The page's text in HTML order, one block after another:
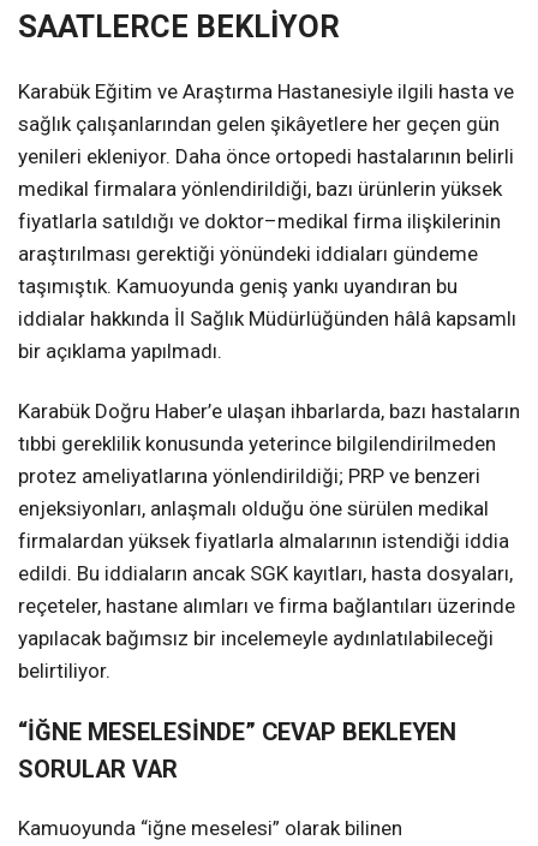
SAATLERCE BEKLİYOR
Karabük Eğitim ve Araştırma Hastanesiyle ilgili hasta ve
sağlık çalışanlarından gelen şikâyetlere her geçen gün
yenileri ekleniyor. Daha önce ortopedi hastalarının belirli
medikal firmalara yönlendirildiği, bazı ürünlerin yüksek
fiyatlarla satıldığı ve doktor–medikal firma ilişkilerinin
araştırılması gerektiği yönündeki iddiaları gündeme
taşımıştık. Kamuoyunda geniş yankı uyandıran bu
iddialar hakkında İl Sağlık Müdürlüğünden hâlâ kapsamlı
bir açıklama yapılmadı.
Karabük Doğru Haber’e ulaşan ihbarlarda, bazı hastaların
tıbbi gereklilik konusunda yeterince bilgilendirilmeden
protez ameliyatlarına yönlendirildiği; PRP ve benzeri
enjeksiyonları, anlaşmalı olduğu öne sürülen medikal
firmalardan yüksek fiyatlarla almalarının istendiği iddia
edildi. Bu iddiaların ancak SGK kayıtları, hasta dosyaları,
reçeteler, hastane alımları ve firma bağlantıları üzerinde
yapılacak bağımsız bir incelemeyle aydınlatılabileceği
belirtiliyor.
“İĞNE MESELESİNDE” CEVAP BEKLEYEN
SORULAR VAR
Kamuoyunda “iğne meselesi” olarak bilinen